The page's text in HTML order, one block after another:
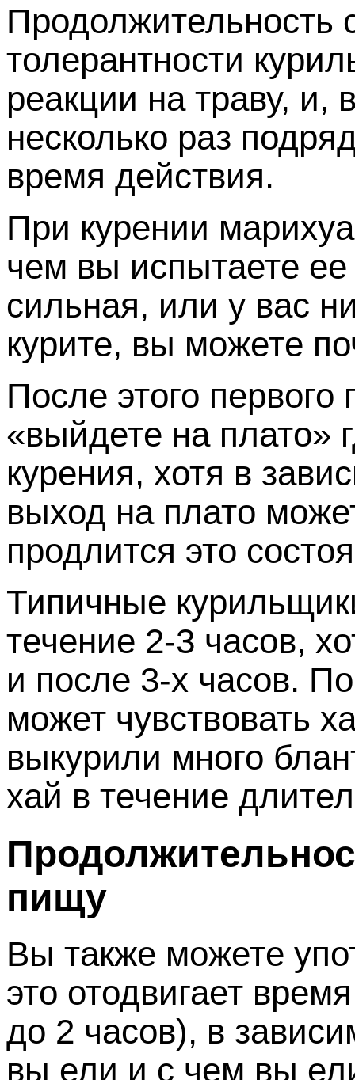
Продолжительность
толерантности
реакции на траву,
несколько раз
время действия.
При курении
чем вы испытаете
сильная, или у вас
курите, вы можете
После этого
«выйдете на плато»
курения, хотя в
выход на плато
продлится это
Типичные
течение 2-3 часов,
и после 3-х часов.
может чувствовать
выкурили много
хай в течение
пищу
Вы также можете
это отодвигает
до 2 часов), в
вы ели и с чем вы